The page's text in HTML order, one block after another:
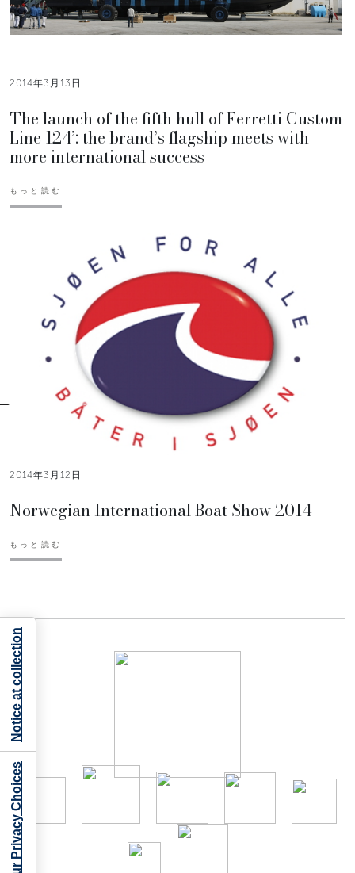
2014年3月13日
The launch of the fifth hull of Ferretti Custom
Line 124’: the brand’s flagship meets with
more international success
もっと読む
2014年3月12日
Norwegian International Boat Show 2014
もっと読む
Your Privacy Choices
Notice at collection